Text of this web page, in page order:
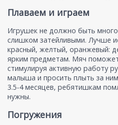
Плаваем и играем
Игрушек не должно быть
слишком затейливыми. Лучше
красный, желтый, оранжевый:
ярким предметам. Мяч
стимулируя активную работу
малыша и просить плыть за
3.5-4 месяцев, ребятишкам
нужны.
Погружения